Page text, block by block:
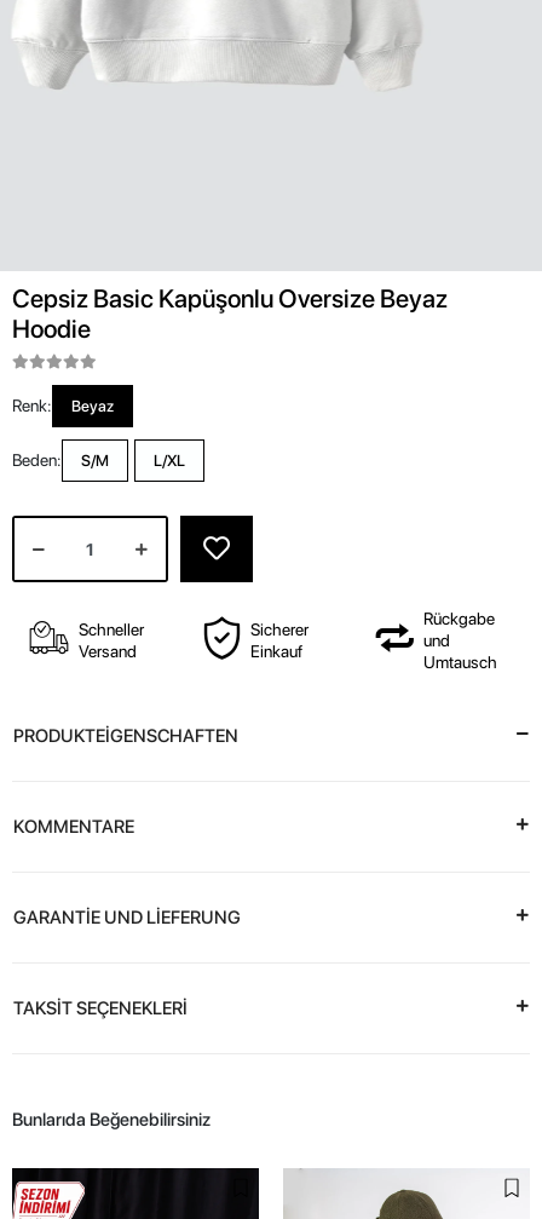
Cepsiz Basic Kapüşonlu Oversize Beyaz
Hoodie
Renk: Beyaz
Beden: S/M L/XL
Schneller
Versand
Sicherer
Einkauf
Rückgabe
und
Umtausch
PRODUKTEİGENSCHAFTEN
KOMMENTARE
GARANTİE UND LİEFERUNG
TAKSİT SEÇENEKLERİ
Bunlarıda Beğenebilirsiniz